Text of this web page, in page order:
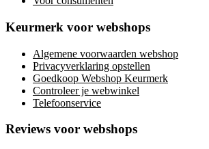
Keurmerk voor webshops
Algemene voorwaarden webshop
Privacyverklaring opstellen
Goedkoop Webshop Keurmerk
Controleer je webwinkel
Telefoonservice
Reviews voor webshops